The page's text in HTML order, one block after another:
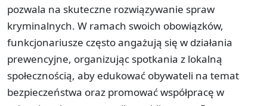
pozwala na skuteczne rozwiązywanie spraw
kryminalnych. W ramach swoich obowiązków,
funkcjonariusze często angażują się w działania
prewencyjne, organizując spotkania z lokalną
społecznością, aby edukować obywateli na temat
bezpieczeństwa oraz promować współpracę w